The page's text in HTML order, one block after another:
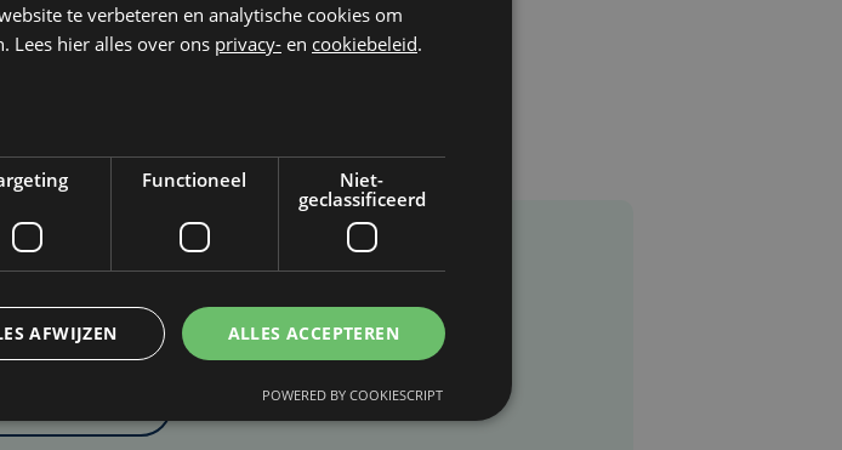
opgemerkt in dit artikel?
te verbeteren en analytische cookies om
Lees hier alles over ons privacy- en cookiebeleid.
Functioneel
Niet-
geclassificeerd
ALLES ACCEPTEREN
AFWIJZEN
POWERED BY COOKIESCRIPT